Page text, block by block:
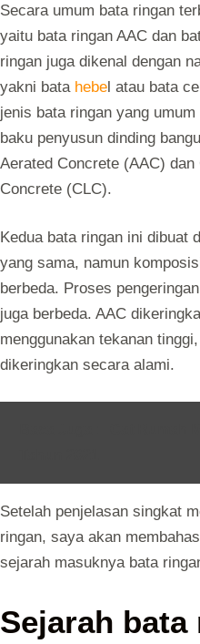
Secara umum bata ringan
yaitu bata ringan AAC dan
ringan juga dikenal dengan
yakni bata hebel atau bata
jenis bata ringan yang
baku penyusun dinding
Aerated Concrete (AAC)
Concrete (CLC).
Kedua bata ringan ini dibuat
yang sama, namun
berbeda. Proses
juga berbeda. AAC
menggunakan tekanan
dikeringkan secara alami.
Setelah penjelasan singkat
ringan, saya akan
sejarah masuknya bata
Sejarah